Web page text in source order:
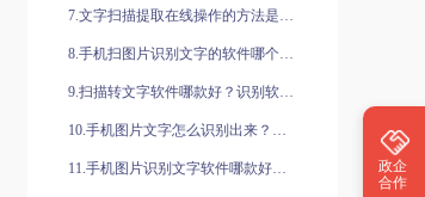
7.文字扫描提取在线操作的方法是什么？福昕全能王有哪些优势？
8.手机扫图片识别文字的软件哪个好？文字识别怎么识别？
9.扫描转文字软件哪款好？识别软件是如何操作的？
10.手机图片文字怎么识别出来？怎么用手机识别图片文字？
11.手机图片识别文字软件哪款好？图片文字识别步骤是什么？
政企
合作